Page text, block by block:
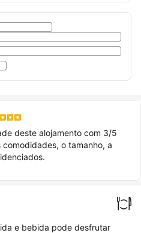
deste alojamento com 3/5
o tamanho, a
e bebida pode desfrutar